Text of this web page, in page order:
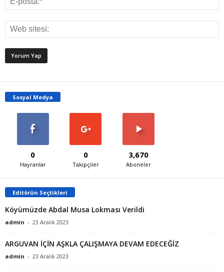
Sosyal Medya
0
Hayranlar
0
Takipçiler
3,670
Aboneler
Editörün Seçtikleri
Köyümüzde Abdal Musa Lokması Verildi
admin - 23 Aralık 2023
ARGUVAN İÇİN AŞKLA ÇALIŞMAYA DEVAM EDECEĞİZ
admin - 23 Aralık 2023